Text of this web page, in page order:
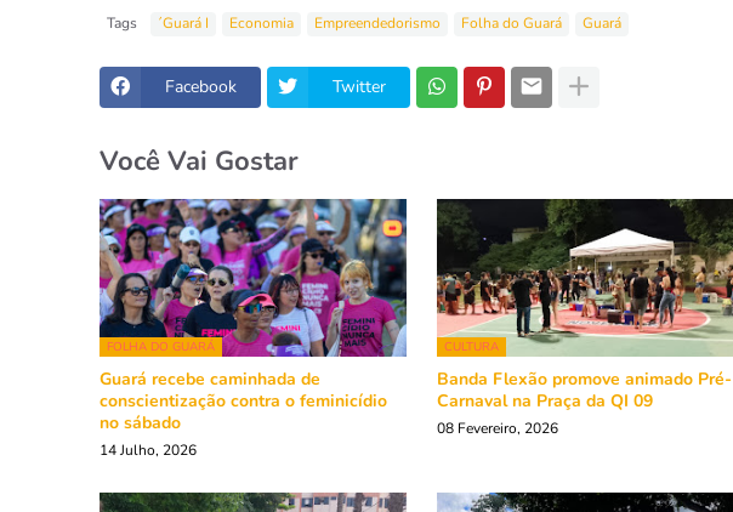
Tags ´Guará I Economia Empreendedorismo Folha do Guará Guará
Facebook Twitter
Você Vai Gostar
FOLHA DO GUARÁ
Guará recebe caminhada de
conscientização contra o feminicídio
no sábado
14 Julho, 2026
CULTURA
Banda Flexão promove animado Pré-
Carnaval na Praça da QI 09
08 Fevereiro, 2026